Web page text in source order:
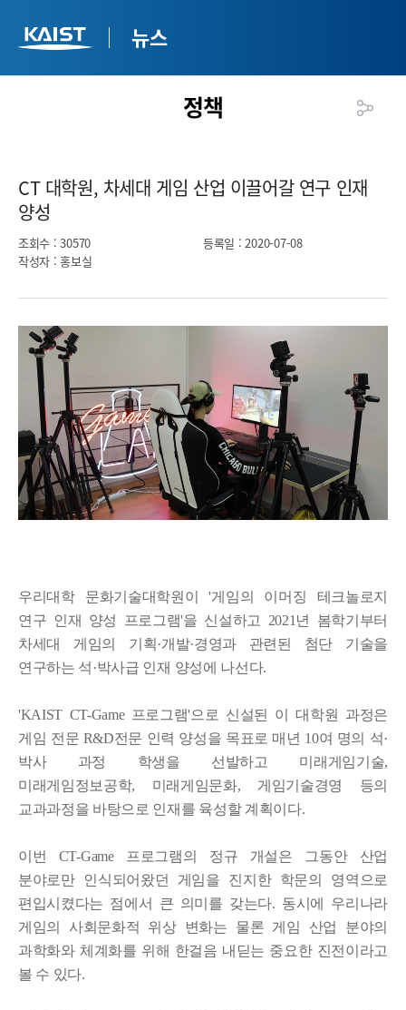
뉴스
정책
CT 대학원, 차세대 게임 산업 이끌어갈 연구 인재
양성​
조회수 : 30570 등록일 : 2020-07-08
작성자 : 홍보실
우리대학 문화기술대학원이 '게임의 이머징 테크놀로지
연구 인재 양성 프로그램'을 신설하고 2021 년 봄학기부터
차세대 게임의 기획·개발·경영과 관련된 첨단 기술을
연구하는 석·박사급 인재 양성에 나선다.
'KAIST CT-Game 프로그램'으로 신설된 이 대학원 과정은
게임 전문 R&D전문 인력 양성을 목표로 매년 10여 명의 석·
박사 과정 학생을 선발하고 미래게임기술,
미래게임정보공학, 미래게임문화, 게임기술경영 등의
교과과정을 바탕으로 인재를 육성할 계획이다.
이번 CT-Game
프로그램의 정규 개설은 그동안 산업
분야로만 인식되어왔던 게임을 진지한 학문의 영역으로
편입시켰다는 점에서 큰 의미를 갖는다. 동시에 우리나라
게임의 사회문화적 위상 변화는 물론 게임 산업 분야의
과학화와 체계화를 위해 한걸음 내딛는 중요한 진전이라고
볼 수 있다.